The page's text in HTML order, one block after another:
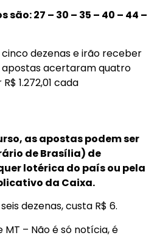
27 – 30 – 35 – 40 – 44 –
dezenas e irão receber
apostas acertaram quatro
1.272,01 cada
as apostas podem ser
de Brasília) de
lotérica do país ou pela
da Caixa.
dezenas, custa R$ 6.
– Não é só notícia, é